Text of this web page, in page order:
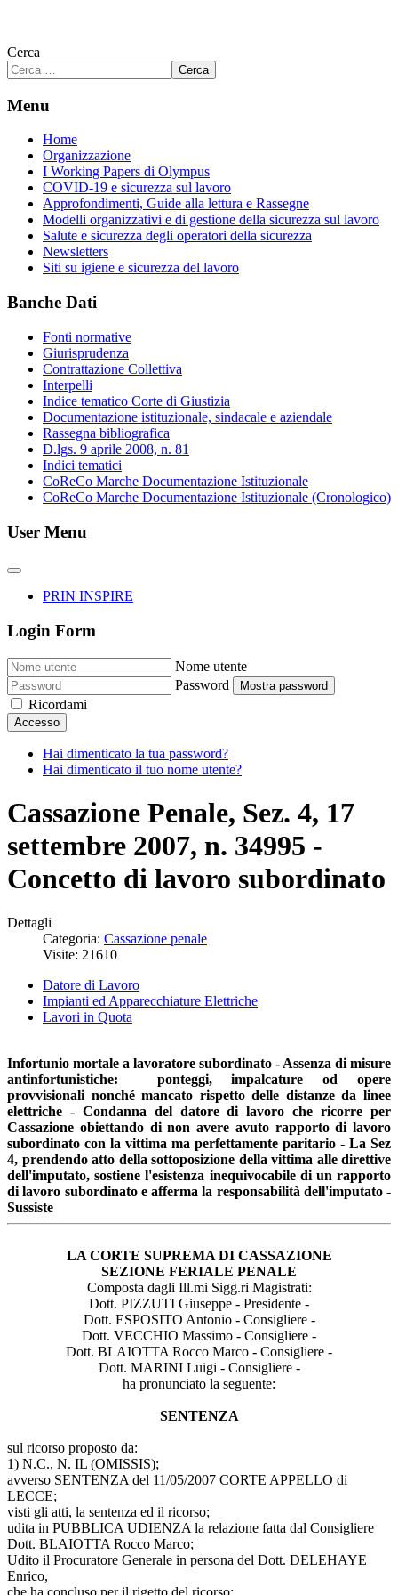
Cerca
Cerca
Menu
Home
Organizzazione
I Working Papers di Olympus
COVID-19 e sicurezza sul lavoro
Approfondimenti, Guide alla lettura e Rassegne
Modelli organizzativi e di gestione della sicurezza sul lavoro
Salute e sicurezza degli operatori della sicurezza
Newsletters
Siti su igiene e sicurezza del lavoro
Banche Dati
Fonti normative
Giurisprudenza
Contrattazione Collettiva
Interpelli
Indice tematico Corte di Giustizia
Documentazione istituzionale, sindacale e aziendale
Rassegna bibliografica
D.lgs. 9 aprile 2008, n. 81
Indici tematici
CoReCo Marche Documentazione Istituzionale
CoReCo Marche Documentazione Istituzionale (Cronologico)
User Menu
PRIN INSPIRE
Login Form
Nome utente
Password
Mostra password
Ricordami
Accesso
Hai dimenticato la tua password?
Hai dimenticato il tuo nome utente?
Cassazione Penale, Sez. 4, 17
settembre 2007, n. 34995 -
Concetto di lavoro subordinato
Dettagli
Categoria: Cassazione penale
Visite: 21610
Datore di Lavoro
Impianti ed Apparecchiature Elettriche
Lavori in Quota
Infortunio mortale a lavoratore subordinato - Assenza di misure
antinfortunistiche: ponteggi, impalcature od opere
provvisionali nonché mancato rispetto delle distanze da linee
elettriche - Condanna del datore di lavoro che ricorre per
Cassazione obiettando di non avere avuto rapporto di lavoro
subordinato con la vittima ma perfettamente paritario - La Sez
4, prendendo atto della sottoposizione della vittima alle direttive
dell'imputato, sostiene l'esistenza inequivocabile di un rapporto
di lavoro subordinato e afferma la responsabilità dell'imputato -
Sussiste
LA CORTE SUPREMA DI CASSAZIONE
SEZIONE FERIALE PENALE
Composta dagli Ill.mi Sigg.ri Magistrati:
Dott. PIZZUTI Giuseppe - Presidente -
Dott. ESPOSITO Antonio - Consigliere -
Dott. VECCHIO Massimo - Consigliere -
Dott. BLAIOTTA Rocco Marco - Consigliere -
Dott. MARINI Luigi - Consigliere -
ha pronunciato la seguente:
SENTENZA
sul ricorso proposto da:
1) N.C., N. IL (OMISSIS);
avverso SENTENZA del 11/05/2007 CORTE APPELLO di
LECCE;
visti gli atti, la sentenza ed il ricorso;
udita in PUBBLICA UDIENZA la relazione fatta dal Consigliere
Dott. BLAIOTTA Rocco Marco;
Udito il Procuratore Generale in persona del Dott. DELEHAYE
Enrico,
che ha concluso per il rigetto del ricorso;